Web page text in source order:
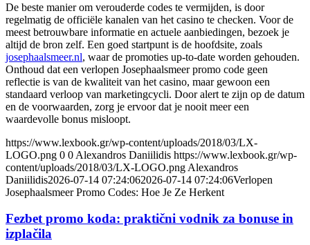
De beste manier om verouderde codes te vermijden, is door
regelmatig de officiële kanalen van het casino te checken. Voor de
meest betrouwbare informatie en actuele aanbiedingen, bezoek je
altijd de bron zelf. Een goed startpunt is de hoofdsite, zoals
josephaalsmeer.nl, waar de promoties up-to-date worden gehouden.
Onthoud dat een verlopen Josephaalsmeer promo code geen
reflectie is van de kwaliteit van het casino, maar gewoon een
standaard verloop van marketingcycli. Door alert te zijn op de datum
en de voorwaarden, zorg je ervoor dat je nooit meer een
waardevolle bonus misloopt.
https://www.lexbook.gr/wp-content/uploads/2018/03/LX-
LOGO.png 0 0 Alexandros Daniilidis https://www.lexbook.gr/wp-
content/uploads/2018/03/LX-LOGO.png Alexandros
Daniilidis2026-07-14 07:24:062026-07-14 07:24:06Verlopen
Josephaalsmeer Promo Codes: Hoe Je Ze Herkent
Fezbet promo koda: praktični vodnik za bonuse in
izplačila